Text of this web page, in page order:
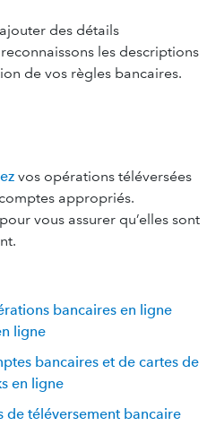
des détails
les descriptions
de vos règles bancaires.
vos opérations téléversées
appropriés.
vous assurer qu’elles sont
bancaires en ligne
ligne
bancaires et de cartes de
en ligne
de téléversement bancaire